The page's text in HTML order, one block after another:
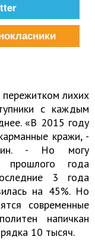
лихих
с каждым
«В 2015 году
кражи, -
- Но могу
года
3 года
на 45%. Но
современные
напичкан
10 тысяч.